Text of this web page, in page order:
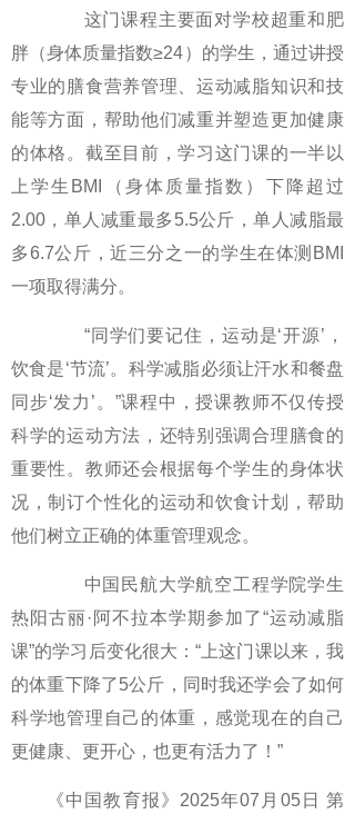
这门课程主要面对学校超重和肥
胖（身体质量指数≥24）的学生，通过讲授
专业的膳食营养管理、运动减脂知识和技
能等方面，帮助他们减重并塑造更加健康
的体格。截至目前，学习这门课的一半以
上学生BMI（身体质量指数）下降超过
2.00，单人减重最多5.5公斤，单人减脂最
多6.7公斤，近三分之一的学生在体测BMI
一项取得满分。
“同学们要记住，运动是‘开源’，
饮食是‘节流’。科学减脂必须让汗水和餐盘
同步‘发力’。”课程中，授课教师不仅传授
科学的运动方法，还特别强调合理膳食的
重要性。教师还会根据每个学生的身体状
况，制订个性化的运动和饮食计划，帮助
他们树立正确的体重管理观念。
中国民航大学航空工程学院学生
热阳古丽·阿不拉本学期参加了“运动减脂
课”的学习后变化很大：“上这门课以来，我
的体重下降了5公斤，同时我还学会了如何
科学地管理自己的体重，感觉现在的自己
更健康、更开心，也更有活力了！”
《中国教育报》2025年07月05日 第